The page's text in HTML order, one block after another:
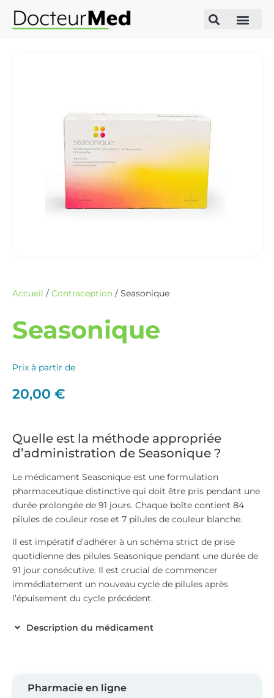
Accueil / Contraception / Seasonique
Seasonique
Prix à partir de
20,00 €
Quelle est la méthode appropriée
d’administration de Seasonique ?
Le médicament Seasonique est une formulation
pharmaceutique distinctive qui doit être pris pendant une
durée prolongée de 91 jours. Chaque boîte contient 84
pilules de couleur rose et 7 pilules de couleur blanche.
Il est impératif d’adhérer à un schéma strict de prise
quotidienne des pilules Seasonique pendant une durée de
91 jour consécutive. Il est crucial de commencer
immédiatement un nouveau cycle de pilules après
l’épuisement du cycle précédent.
Description du médicament
Pharmacie en ligne